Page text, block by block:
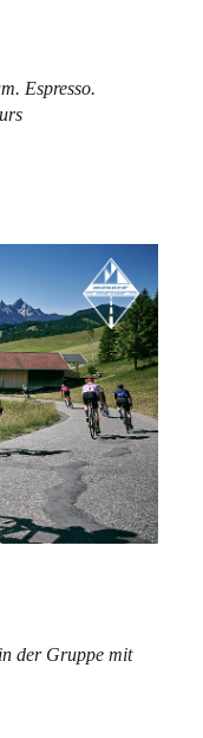
Espresso.
der Gruppe mit